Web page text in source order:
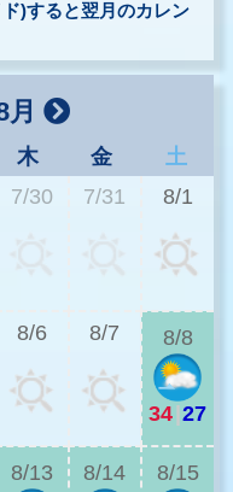
)すると翌月のカレン
木 金
土
7/30 7/31 8/1
8/6 8/7 8/8
34|27
8/13 8/14 8/15